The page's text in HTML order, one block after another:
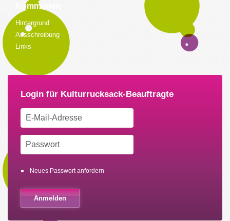
Kommunen
Hintergrund
Ausschreibung
Links
Neues Passwort anfordern